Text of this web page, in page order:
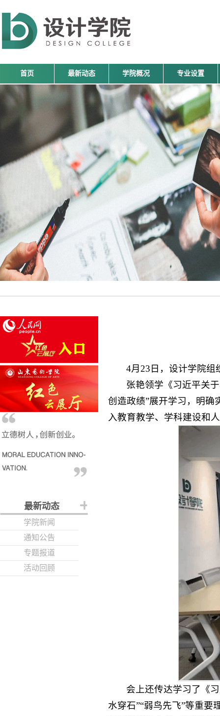
首页 最新动态 学院概况 专业设置
最新动态
学院新闻
通知公告
专题报道
活动回顾
4月23日，设计学院
张艳领学《习近平关
创造政绩”展开学习，明确
入教育教学、学科建设和
会上还传达学习了《
水穿石”“弱鸟先飞”等重